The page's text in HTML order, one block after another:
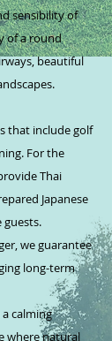
sensibility of
of a round
beautiful
that include golf
For the
Thai
Japanese
guests.
we guarantee
long-term
calming
where natural